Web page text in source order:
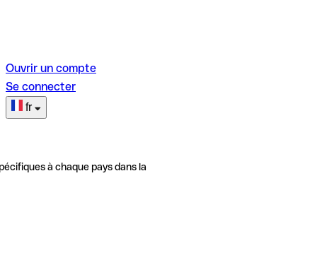
Ouvrir un compte
Se connecter
fr
à chaque pays dans la